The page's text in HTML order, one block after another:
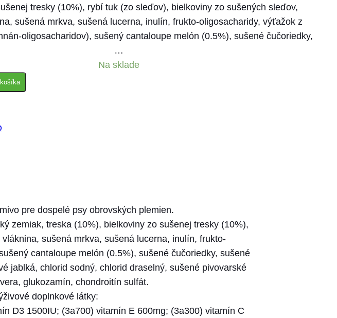
tresky (10%), rybí tuk (zo sleďov), bielkoviny zo sušených sleďov,
sušená mrkva, sušená lucerna, inulín, frukto-oligosacharidy, výťažok z
oligosacharidov), sušený cantaloupe melón (0.5%), sušené čučoriedky,
…
Na sklade
pre dospelé psy obrovských plemien.
zemiak, treska (10%), bielkoviny zo sušenej tresky (10%),
sušená mrkva, sušená lucerna, inulín, frukto-
cantaloupe melón (0.5%), sušené čučoriedky, sušené
jablká, chlorid sodný, chlorid draselný, sušené pivovarské
glukozamín, chondroitín sulfát.
doplnkové látky:
D3 1500IU; (3a700) vitamín E 600mg; (3a300) vitamín C